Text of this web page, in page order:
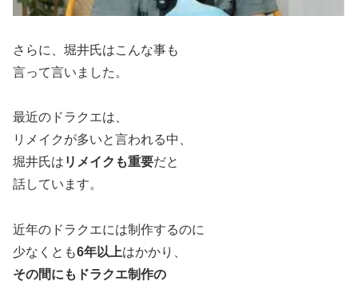
さらに、堀井氏はこんな事も
言って言いました。
最近のドラクエは、
リメイクが多いと言われる中、
堀井氏は リメイクも重要だと
話しています。
近年のドラクエには制作するのに
少なくとも6年以上はかかり、
その間にもドラクエ制作の